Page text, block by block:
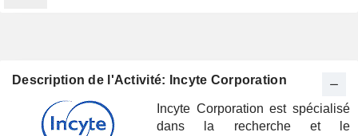
Description de l'Activité: Incyte Corporation
Incyte Corporation est spécialisé
dans la recherche et le